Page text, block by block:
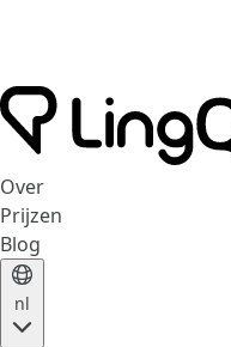
Over
Prijzen
Blog
nl